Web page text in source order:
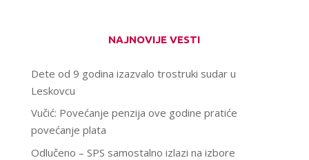
NAJNOVIJE VESTI
Dete od 9 godina izazvalo trostruki sudar u
Leskovcu
Vučić: Povećanje penzija ove godine pratiće
povećanje plata
Odlučeno – SPS samostalno izlazi na izbore